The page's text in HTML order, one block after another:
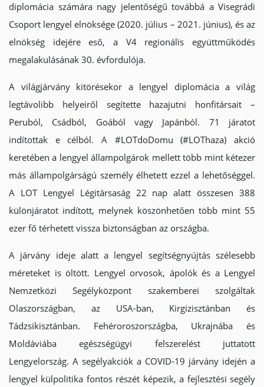
diplomácia számára nagy jelentőségű továbbá a Visegrádi
Csoport lengyel elnöksége (2020. július – 2021. június), és az
elnökség idejére eső, a V4 regionális együttműködés
megalakulásának 30. évfordulója.
A világjárvány kitörésekor a lengyel diplomácia a világ
legtávolibb helyeiről segítette hazajutni honfitársait –
Peruból, Csádból, Goából vagy Japánból. 71 járatot
indítottak e célból. A #LOTdoDomu (#LOThaza) akció
keretében a lengyel állampolgárok mellett több mint kétezer
más állampolgárságú személy élhetett ezzel a lehetőséggel.
A LOT Lengyel Légitársaság 22 nap alatt összesen 388
különjáratot indított, melynek köszönhetően több mint 55
ezer fő térhetett vissza biztonságban az országba.
A járvány ideje alatt a lengyel segítségnyújtás szélesebb
méreteket is öltött. Lengyel orvosok, ápolók és a Lengyel
Nemzetközi Segélyközpont szakemberei szolgáltak
Olaszországban, az USA-ban, Kirgizisztánban és
Tádzsikisztánban. Fehéroroszországba, Ukrajnába és
Moldáviába egészségügyi felszerelést juttatott
Lengyelország. A segélyakciók a COVID-19 járvány idején a
lengyel külpolitika fontos részét képezik, a fejlesztési segély